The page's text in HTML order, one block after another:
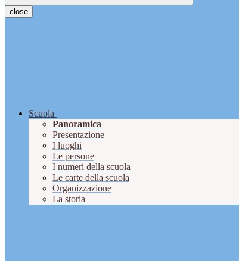
close
Scuola
Panoramica
Presentazione
I luoghi
Le persone
I numeri della scuola
Le carte della scuola
Organizzazione
La storia